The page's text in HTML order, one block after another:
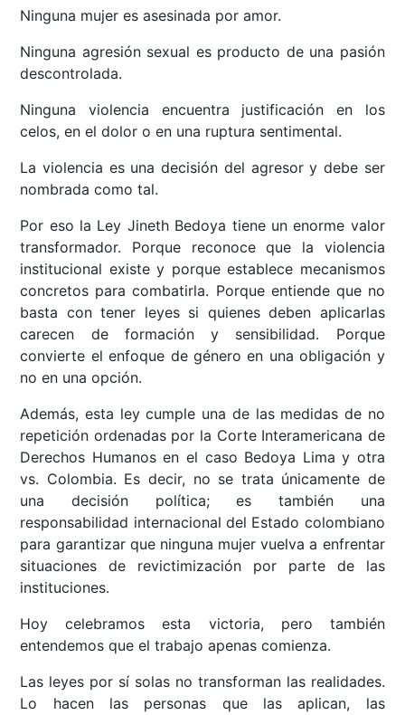
Ninguna mujer es asesinada por amor.
Ninguna agresión sexual es producto de una pasión
descontrolada.
Ninguna violencia encuentra justificación en los
celos, en el dolor o en una ruptura sentimental.
La violencia es una decisión del agresor y debe ser
nombrada como tal.
Por eso la Ley Jineth Bedoya tiene un enorme valor
transformador. Porque reconoce que la violencia
institucional existe y porque establece mecanismos
concretos para combatirla. Porque entiende que no
basta con tener leyes si quienes deben aplicarlas
carecen de formación y sensibilidad. Porque
convierte el enfoque de género en una obligación y
no en una opción.
Además, esta ley cumple una de las medidas de no
repetición ordenadas por la Corte Interamericana de
Derechos Humanos en el caso Bedoya Lima y otra
vs. Colombia. Es decir, no se trata únicamente de
una decisión política; es también una
responsabilidad internacional del Estado colombiano
para garantizar que ninguna mujer vuelva a enfrentar
situaciones de revictimización por parte de las
instituciones.
Hoy celebramos esta victoria, pero también
entendemos que el trabajo apenas comienza.
Las leyes por sí solas no transforman las realidades.
Lo hacen las personas que las aplican, las